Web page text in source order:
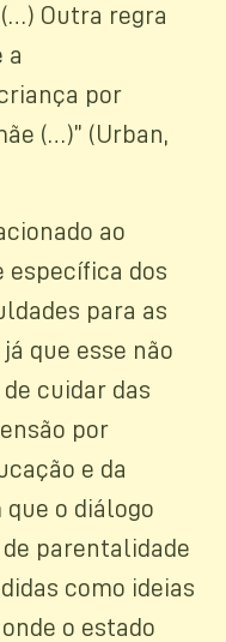
Outra regra
a
por
(…)” (Urban,
ao
dos
para as
que esse não
cuidar das
por
e da
o diálogo
parentalidade
como ideias
o estado